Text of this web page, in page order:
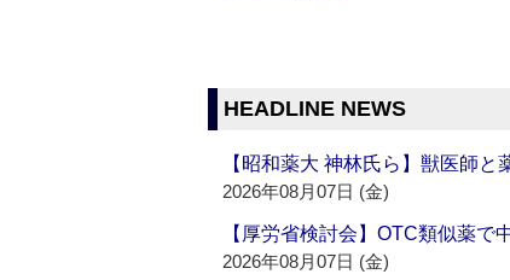
HEADLINE NEWS
【昭和薬大 神林氏ら】獣医師
2026年08月07日 (金)
【厚労省検討会】OTC類似薬で
2026年08月07日 (金)